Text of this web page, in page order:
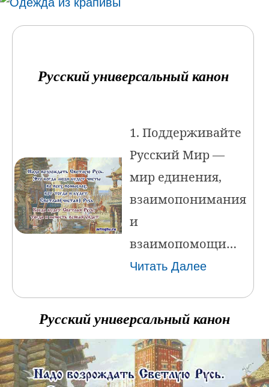
Русский универсальный канон
1. Поддерживайте
Русский Мир —
мир единения,
взаимопонимания
и
взаимопомощи…
Читать Далее
Русский универсальный канон